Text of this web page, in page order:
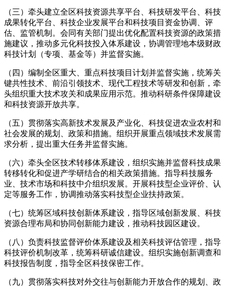
（三）牵头建立全区科技资源共享平台、科技研发平台、科技
成果转化平台、科技企业发展平台和科技项目资金协调、评
估、监管机制。会同有关部门提出优化配置科技资源的政策措
施建议，推动多元化科技投入体系建设，协调管理地本级财政
科技计划（专项、基金等）并监督实施。
（四）编制全区重大、重点科技项目计划并监督实施，统筹关
键共性技术、前沿引领技术、现代工程技术等研发和创新，牵
头组织重大技术攻关和成果应用示范。推动科研条件保障建设
和科技资源开放共享。
（五）贯彻落实高新技术发展及产业化、科技促进农业农村和
社会发展的规划、政策和措施。组织开展重点领域技术发展需
求分析，提出重大任务并监督实施。
（六）牵头全区技术转移体系建设，组织实施并监督科技成果
转移转化和促进产学研结合的相关政策措施。指导科技服务
业、技术市场和科技中介组织发展。开展科技型企业评价、认
定等服务工作，协调推动落实科技型企业扶持政策。
（七）统筹区域科技创新体系建设，指导区域创新发展、科技
资源合理布局和协同创新能力建设，推动科技园区建设。
（八）负责科技监督评价体系建设及相关科技评估管理，指导
科技评价机制改革，统筹科研诚信建设。组织实施创新调查和
科技报告制度，指导全区科技保密工作。
（九）贯彻落实科技对外交往与创新能力开放合作的规划、政